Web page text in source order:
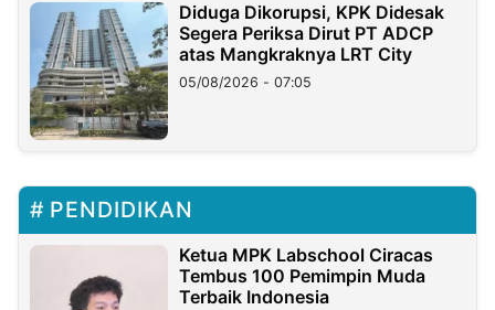
Diduga Dikorupsi, KPK Didesak
Segera Periksa Dirut PT ADCP
atas Mangkraknya LRT City
05/08/2026 - 07:05
PENDIDIKAN
Ketua MPK Labschool Ciracas
Tembus 100 Pemimpin Muda
Terbaik Indonesia